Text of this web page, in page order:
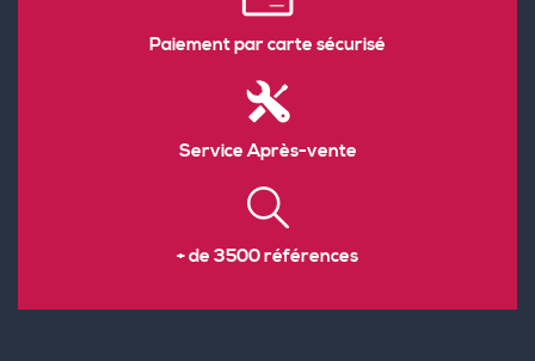
Paiement par carte sécurisé
Service Après-vente
+ de 3500 références